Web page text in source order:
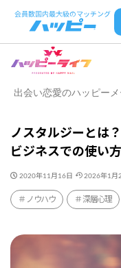
出会い恋愛のハッピー
ノスタルジーとは
ビジネスでの使い
2020年11月16日 2026年1月
ノウハウ 深層心理